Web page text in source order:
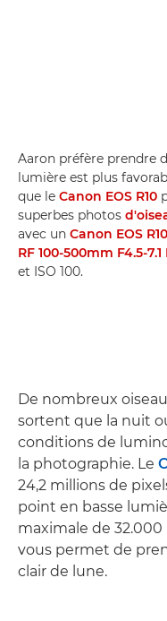
Aaron préfère prendre
lumière est plus
que le Canon EOS R10
superbes photos
avec un Canon EOS R10
RF 100-500mm F4.5-7.1
et ISO 100.
De nombreux
sortent que la nuit
conditions de
la photographie. Le
24,2 millions de
point en basse
maximale de 32.000
vous permet de
clair de lune.